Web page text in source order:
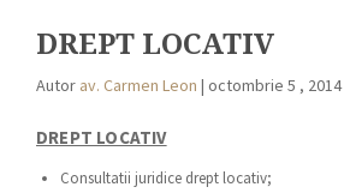
DREPT LOCATIV
Autor av. Carmen Leon | octombrie 5 , 2014
DREPT LOCATIV
Consultatii juridice drept locativ;​